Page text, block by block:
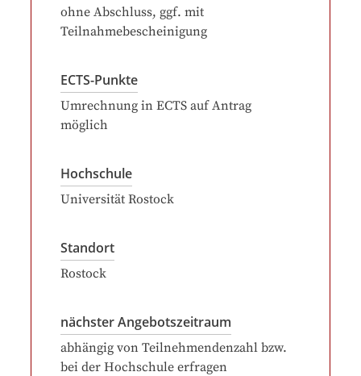
ohne Abschluss, ggf. mit
Teilnahmebescheinigung
ECTS-Punkte
Umrechnung in ECTS auf Antrag
möglich
Hochschule
Universität Rostock
Standort
Rostock
nächster Angebotszeitraum
abhängig von Teilnehmendenzahl bzw.
bei der Hochschule erfragen